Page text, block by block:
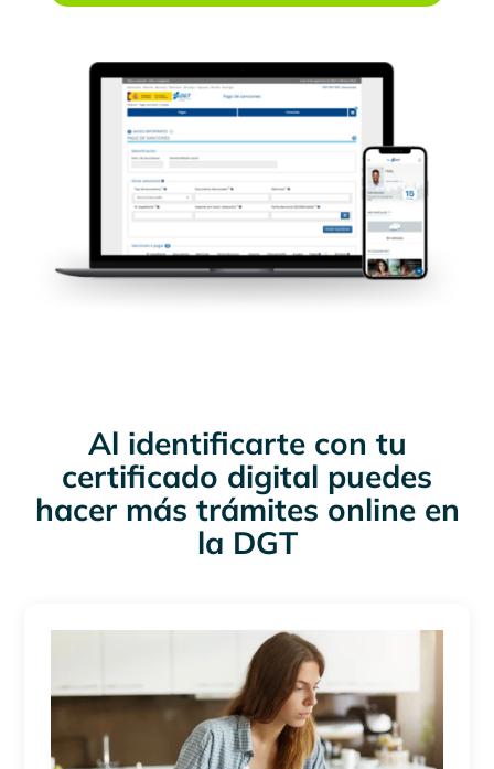
Al identificarte con tu
certificado digital puedes
hacer más trámites online en
la DGT